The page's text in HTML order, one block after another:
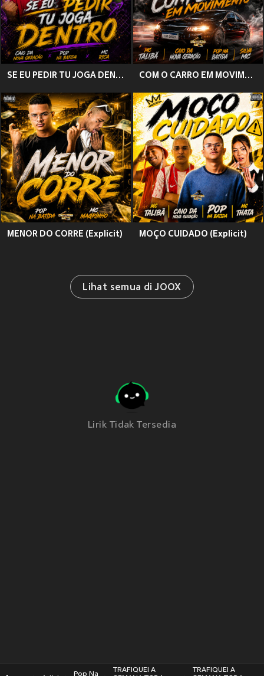
SE EU PEDIR TU JOGA DENTRO (Explicit) COM O CARRO EM MOVIMENTO (Explicit)
MENOR DO CORRE (Explicit) MOÇO CUIDADO (Explicit)
Lihat semua di JOOX
Lirik Tidak Tersedia
Pop Na
TRAFIQUEI A
TRAFIQUEI A